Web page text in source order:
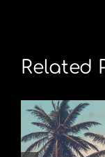
Related